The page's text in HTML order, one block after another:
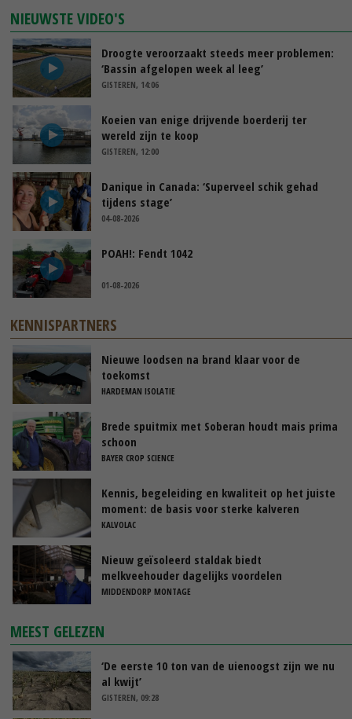
NIEUWSTE VIDEO'S
Droogte veroorzaakt steeds meer problemen:
‘Bassin afgelopen week al leeg’
GISTEREN, 14:06
Koeien van enige drijvende boerderij ter
wereld zijn te koop
GISTEREN, 12:00
Danique in Canada: ‘Superveel schik gehad
tijdens stage’
04-08-2026
POAH!: Fendt 1042
01-08-2026
KENNISPARTNERS
Nieuwe loodsen na brand klaar voor de
toekomst
HARDEMAN ISOLATIE
Brede spuitmix met Soberan houdt mais prima
schoon
BAYER CROP SCIENCE
Kennis, begeleiding en kwaliteit op het juiste
moment: de basis voor sterke kalveren
KALVOLAC
Nieuw geïsoleerd staldak biedt
melkveehouder dagelijks voordelen
MIDDENDORP MONTAGE
MEEST GELEZEN
‘De eerste 10 ton van de uienoogst zijn we nu
al kwijt’
GISTEREN, 09:28